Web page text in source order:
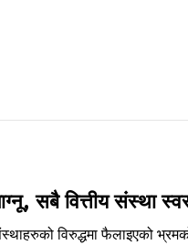
सबै वित्तीय संस्था
विरुद्धमा फैलाइएको